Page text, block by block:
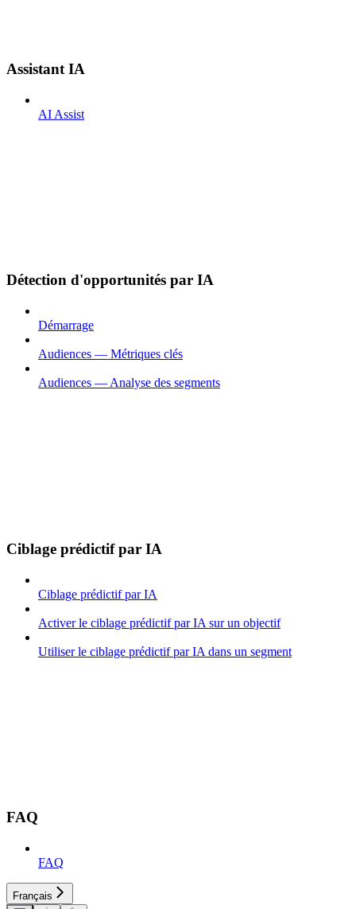
Assistant IA
AI Assist
Détection d'opportunités par IA
Démarrage
Audiences — Métriques clés
Audiences — Analyse des segments
Ciblage prédictif par IA
Ciblage prédictif par IA
Activer le ciblage prédictif par IA sur un objectif
Utiliser le ciblage prédictif par IA dans un segment
FAQ
FAQ
Français